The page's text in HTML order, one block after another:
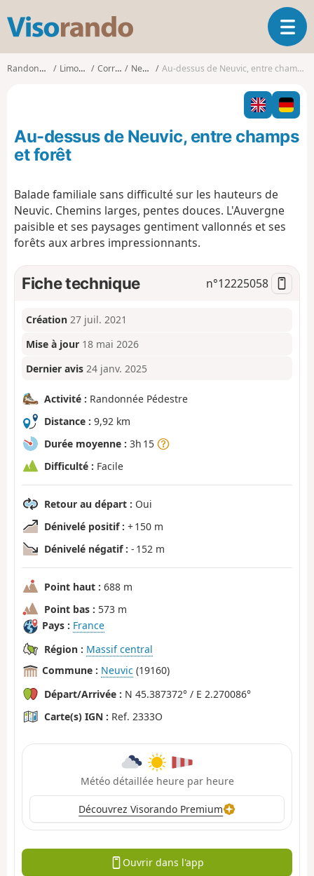
s
o
o
O
u
i
r
l
a
o
Randonnées Limousin Corrèze Neuvic Au-dessus de Neuvic, entre champs et forêt
Au-dessus de Neuvic, entre champs
et forêt
Balade familiale sans difficulté sur les hauteurs de
Neuvic. Chemins larges, pentes douces. L'Auvergne
paisible et ses paysages gentiment vallonnés et ses
forêts aux arbres impressionnants.
Fiche technique n°12225058
Création 27 juil. 2021
Mise à jour 18 mai 2026
Dernier avis 24 janv. 2025
Activité : Randonnée Pédestre
Distance : 9,92 km
Durée moyenne : 3h 15
Difficulté : Facile
Retour au départ : Oui
Dénivelé positif : + 150 m
Dénivelé négatif : - 152 m
Point haut : 688 m
Point bas : 573 m
Pays : France
Région : Massif central
Commune : Neuvic (19160)
Départ/Arrivée : N 45.387372° / E 2.270086°
Carte(s) IGN : Ref. 2333O
Météo détaillée heure par heure
Découvrez Visorando Premium
Ouvrir dans l'app